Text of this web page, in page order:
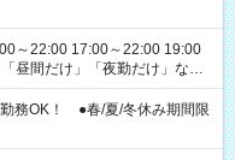
～22:00 17:00～22:00 19:00
務OK！ ●春/夏/冬休み期間限